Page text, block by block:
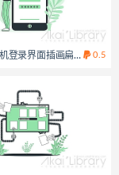
登录界面插画扁平场景
0.5